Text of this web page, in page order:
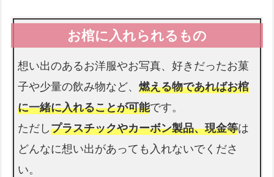
生花祭壇は無料です
花束
お足元も花束を入れられます
会館使用料
想い出のあるお洋服やお写真、好きだったお菓
子や少量の飲み物など、燃える物であればお棺
に一緒に入れることが可能です。
ただしプラスチックやカーボン製品、現金等は
どんなに想い出があっても入れないでくださ
い。